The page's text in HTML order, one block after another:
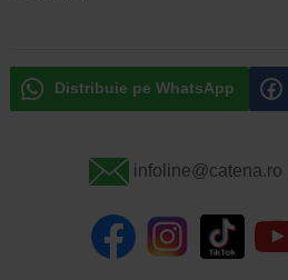
Distribuie pe WhatsApp
infoline@catena.ro